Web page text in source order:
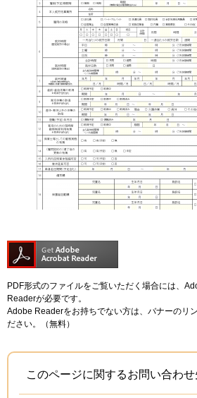
PDF形式のファイルをご覧いただく場合には、
Readerが必要です。
Adobe Readerをお持ちでない方は、バナーのリ
ださい。（無料）
このページに関するお問い合わせ